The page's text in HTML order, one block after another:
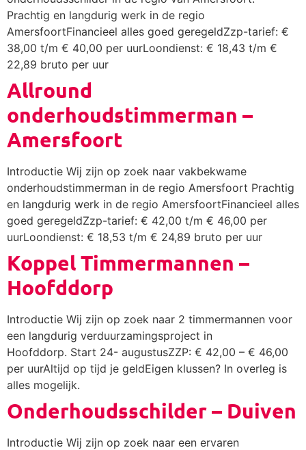
Prachtig en langdurig werk in de regio
AmersfoortFinancieel alles goed geregeldZzp-tarief: €
38,00 t/m € 40,00 per uurLoondienst: € 18,43 t/m €
22,89 bruto per uur
Allround
onderhoudstimmerman –
Amersfoort
Introductie Wij zijn op zoek naar vakbekwame
onderhoudstimmerman in de regio Amersfoort Prachtig
en langdurig werk in de regio AmersfoortFinancieel alles
goed geregeldZzp-tarief: € 42,00 t/m € 46,00 per
uurLoondienst: € 18,53 t/m € 24,89 bruto per uur
Koppel Timmermannen –
Hoofddorp
Introductie Wij zijn op zoek naar 2 timmermannen voor
een langdurig verduurzamingsproject in
Hoofddorp. Start 24- augustusZZP: € 42,00 – € 46,00
per uurAltijd op tijd je geldEigen klussen? In overleg is
alles mogelijk.
Onderhoudsschilder – Duiven
Introductie Wij zijn op zoek naar een ervaren